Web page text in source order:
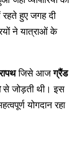
हुए जगह दी
ने यात्राओं के
जिसे आजग्रैंड
से जोड़ती थी। इस
योगदान रहा